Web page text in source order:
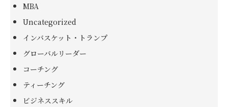
MBA
Uncategorized
インバスケット・トランプ
グローバルリーダー
コーチング
ティーチング
ビジネススキル